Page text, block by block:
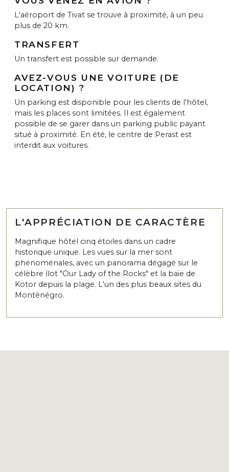
L'aéroport de Tivat se trouve à proximité, à un peu
plus de 20 km.
TRANSFERT
Un transfert est possible sur demande.
AVEZ-VOUS UNE VOITURE (DE
LOCATION) ?
Un parking est disponible pour les clients de l'hôtel,
mais les places sont limitées. Il est également
possible de se garer dans un parking public payant
situé à proximité. En été, le centre de Perast est
interdit aux voitures.
L'APPRÉCIATION DE CARACTÈRE
Magnifique hôtel cinq étoiles dans un cadre
historique unique. Les vues sur la mer sont
phénoménales, avec un panorama dégagé sur le
célèbre îlot "Our Lady of the Rocks" et la baie de
Kotor depuis la plage. L'un des plus beaux sites du
Monténégro.